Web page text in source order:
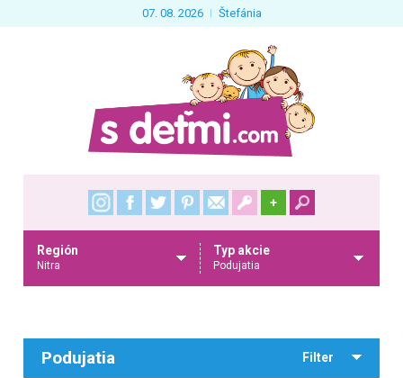
07. 08. 2026 Štefánia
+
Región
Nitra
Typ akcie
Podujatia
Podujatia Filter